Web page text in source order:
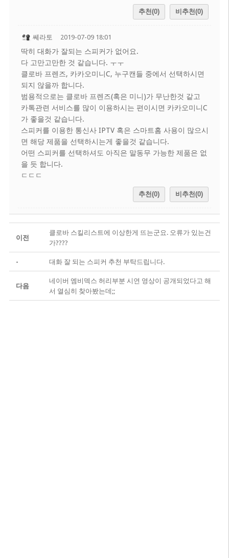
추천(0) 비추천(0)
쎄라토 2019-07-09 18:01
딱히 대화가 잘되는 스피커가 없어요.
다 고만고만한 것 같습니다. ㅜㅜ
클로바 프렌즈, 카카오미니C, 누구캔들 중에서 선택하시면
되지 않을까 합니다.
범용적으로는 클로바 프렌즈(혹은 미니)가 무난한것 같고
카톡관련 서비스를 많이 이용하시는 편이시면 카카오미니C
가 좋을것 같습니다.
스피커를 이용한 통신사 IPTV 혹은 스마트홈 사용이 많으시
면 해당 제품을 선택하시는게 좋을것 같습니다.
어떤 스피커를 선택하셔도 아직은 말동무 가능한 제품은 없
을 듯 합니다.
ㄷㄷㄷ
추천(0) 비추천(0)
이전
클로바 스킬리스트에 이상한게 뜨는군요. 오류가 있는건
가????
- 대화 잘 되는 스피커 추천 부탁드립니다.
다음
네이버 엠비덱스 허리부분 시연 영상이 공개되었다고 해
서 열심히 찾아봤는데;;